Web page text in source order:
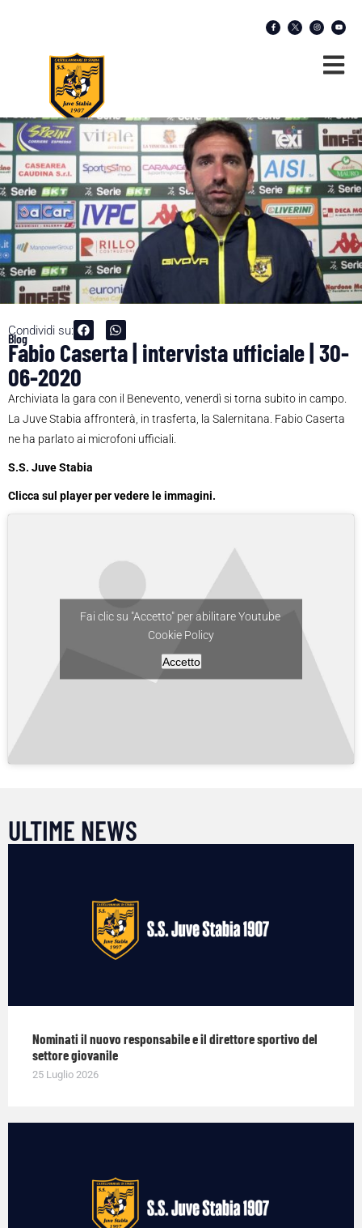
Condividi su:
Blog
Fabio Caserta | intervista ufficiale | 30-
06-2020
Archiviata la gara con il Benevento, venerdì si torna subito in campo.
La Juve Stabia affronterà, in trasferta, la Salernitana. Fabio Caserta
ne ha parlato ai microfoni ufficiali.
S.S. Juve Stabia
Clicca sul player per vedere le immagini.
Fai clic su "Accetto" per abilitare Youtube
Cookie Policy
Accetto
ULTIME NEWS
Nominati il nuovo responsabile e il direttore sportivo del
settore giovanile
25 Luglio 2026